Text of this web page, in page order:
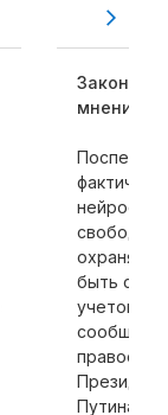
Закон об
мнения
Поспешно
быть
учетом
Путина,